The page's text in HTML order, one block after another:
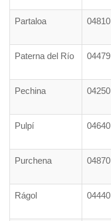
Partaloa 04810
Paterna del Río 04479
Pechina 04250
Pulpí 04640
Purchena 04870
Rágol 04440